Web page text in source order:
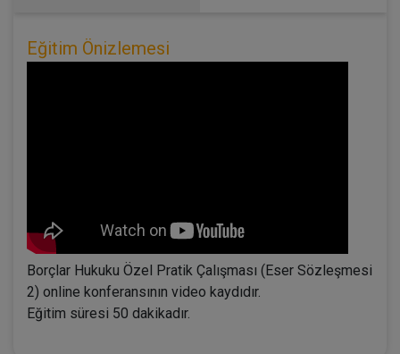
Eğitim Önizlemesi
Borçlar Hukuku Özel Pratik Çalışması (Eser Sözleşmesi
2) online konferansının video kaydıdır.
Eğitim süresi 50 dakikadır.